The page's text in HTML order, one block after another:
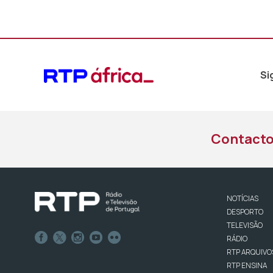
NOTÍCIAS
DESPORTO
TELEVISÃO
RÁDIO
RTP
RTP ENSINA